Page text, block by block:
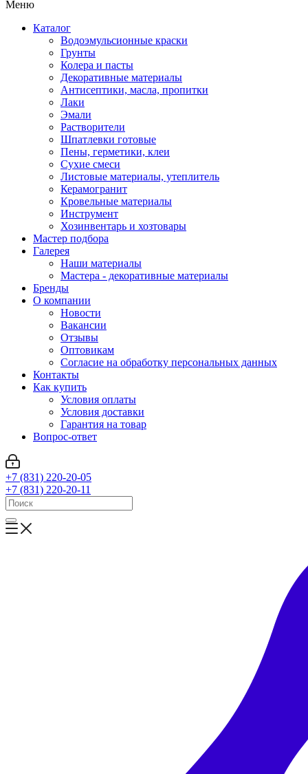
Меню
Каталог
Водоэмульсионные краски
Грунты
Колера и пасты
Декоративные материалы
Антисептики, масла, пропитки
Лаки
Эмали
Растворители
Шпатлевки готовые
Пены, герметики, клеи
Сухие смеси
Листовые материалы, утеплитель
Керамогранит
Кровельные материалы
Инструмент
Хозинвентарь и хозтовары
Мастер подбора
Галерея
Наши материалы
Мастера - декоративные материалы
Бренды
О компании
Новости
Вакансии
Отзывы
Оптовикам
Cогласие на обработку персональных данных
Контакты
Как купить
Условия оплаты
Условия доставки
Гарантия на товар
Вопрос-ответ
+7 (831) 220-20-05
+7 (831) 220-20-11